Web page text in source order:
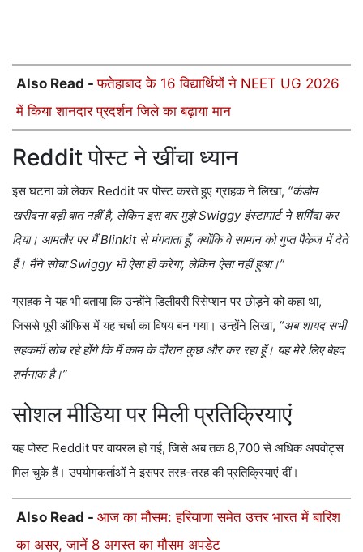
Also Read -फतेहाबाद के 16 विद्यार्थियों ने NEET UG 2026
में किया शानदार प्रदर्शन जिले का बढ़ाया मान
Reddit पोस्ट ने खींचा ध्यान
इस घटना को लेकर Reddit पर पोस्ट करते हुए ग्राहक ने लिखा, “कंडोम
खरीदना बड़ी बात नहीं है, लेकिन इस बार मुझे Swiggy इंस्टामार्ट ने शर्मिंदा कर
दिया। आमतौर पर मैं Blinkit से मंगवाता हूँ, क्योंकि वे सामान को गुप्त पैकेज में देते
हैं। मैंने सोचा Swiggy भी ऐसा ही करेगा, लेकिन ऐसा नहीं हुआ।”
ग्राहक ने यह भी बताया कि उन्होंने डिलीवरी रिसेप्शन पर छोड़ने को कहा था,
जिससे पूरी ऑफिस में यह चर्चा का विषय बन गया। उन्होंने लिखा, “अब शायद सभी
सहकर्मी सोच रहे होंगे कि मैं काम के दौरान कुछ और कर रहा हूँ। यह मेरे लिए बेहद
शर्मनाक है।”
सोशल मीडिया पर मिली प्रतिक्रियाएं
यह पोस्ट Reddit पर वायरल हो गई, जिसे अब तक 8,700 से अधिक अपवोट्स
मिल चुके हैं। उपयोगकर्ताओं ने इसपर तरह-तरह की प्रतिक्रियाएं दीं।
Also Read - आज का मौसम: हरियाणा समेत उत्तर भारत में बारिश
का असर, जानें 8 अगस्त का मौसम अपडेट